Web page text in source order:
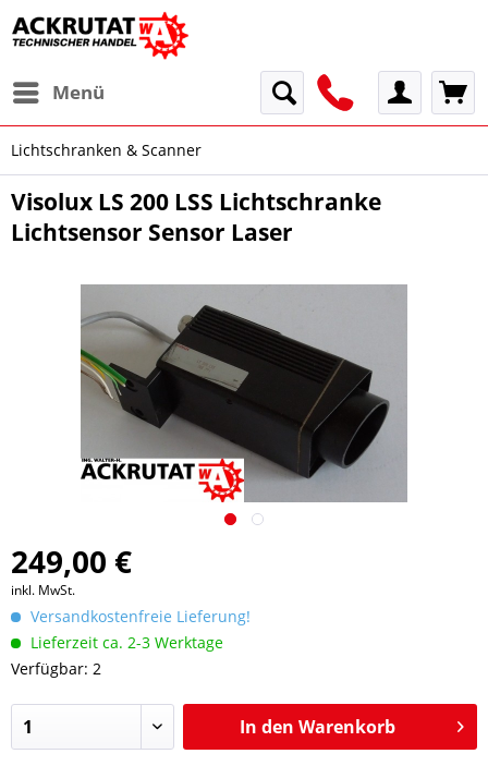
Menü
Lichtschranken & Scanner
Visolux LS 200 LSS Lichtschranke
Lichtsensor Sensor Laser
249,00 €
inkl. MwSt.
Versandkostenfreie Lieferung!
Lieferzeit ca. 2-3 Werktage
Verfügbar: 2
In den Warenkorb